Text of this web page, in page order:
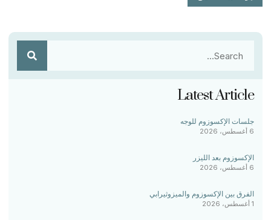
Latest Article
جلسات الإكسوزوم للوجه
6 أغسطس، 2026
الإكسوزوم بعد الليزر
6 أغسطس، 2026
الفرق بين الإكسوزوم والميزوثيرابي
1 أغسطس، 2026